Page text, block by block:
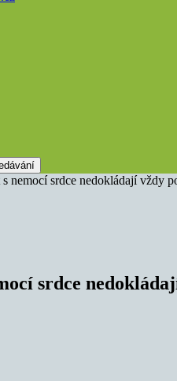
nemocí srdce nedokládají vždy
srdce